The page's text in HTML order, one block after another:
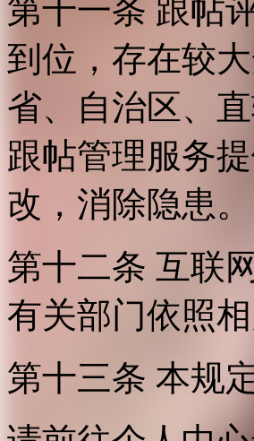
第十一条 跟帖
到位，存在较
省、自治区、
跟帖管理服务
改，消除隐患。
第十二条 互联
有关部门依照
第十三条 本规